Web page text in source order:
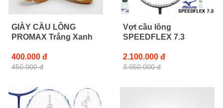
GIÀY CẦU LÔNG
PROMAX Trắng Xanh
400.000 đ
450.000 đ
Vợt cầu lông
SPEEDFLEX 7.3
2.100.000 đ
3.050.000 đ